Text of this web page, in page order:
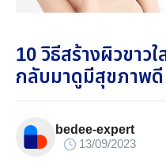
10 วิธีสร้างผิวขาว
กลับมาดูมีสุขภาพดี
bedee-expert
13/09/2023